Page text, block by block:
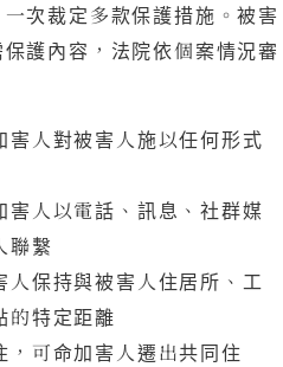
次裁定多款保護措施。被害
護內容，法院依個案情況審
害人對被害人施以任何形式
害人以電話、訊息、社群媒
聯繫
人保持與被害人住居所、工
的特定距離
，可命加害人遷出共同住